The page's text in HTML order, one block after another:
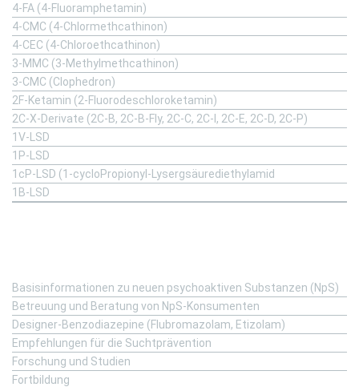
4-FA (4-Fluoramphetamin)
4-CMC (4-Chlormethcathinon)
4-CEC (4-Chloroethcathinon)
3-MMC (3-Methylmethcathinon)
3-CMC (Clophedron)
2F-Ketamin (2-Fluorodeschloroketamin)
2C-X-Derivate (2C-B, 2C-B-Fly, 2C-C, 2C-I, 2C-E, 2C-D, 2C-P)
1V-LSD
1P-LSD
1cP-LSD (1-cycloPropionyl-Lysergsäurediethylamid
1B-LSD
Basisinformationen zu neuen psychoaktiven Substanzen (NpS)
Betreuung und Beratung von NpS-Konsumenten
Designer-Benzodiazepine (Flubromazolam, Etizolam)
Empfehlungen für die Suchtprävention
Forschung und Studien
Fortbildung